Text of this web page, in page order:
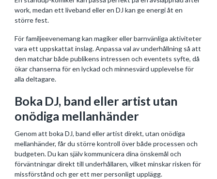
work, medan ett liveband eller en DJ kan ge energi åt en
större fest.
För familjeevenemang kan magiker eller barnvänliga aktiviteter
vara ett uppskattat inslag. Anpassa val av underhållning så att
den matchar både publikens intressen och eventets syfte, då
ökar chanserna för en lyckad och minnesvärd upplevelse för
alla deltagare.
Boka DJ, band eller artist utan
onödiga mellanhänder
Genom att boka DJ, band eller artist direkt, utan onödiga
mellanhänder, får du större kontroll över både processen och
budgeten. Du kan själv kommunicera dina önskemål och
förväntningar direkt till underhållaren, vilket minskar risken för
missförstånd och ger ett mer personligt upplägg.